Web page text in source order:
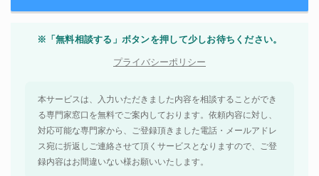
※「無料相談する」ボタンを押して少しお待ちください。
プライバシーポリシー
本サービスは、入力いただきました内容を相談することができ
る専門家窓口を無料でご案内しております。依頼内容に対し、
対応可能な専門家から、ご登録頂きました電話・メールアドレ
ス宛に折返しご連絡させて頂くサービスとなりますので、ご登
録内容はお間違いない様お願いいたします。